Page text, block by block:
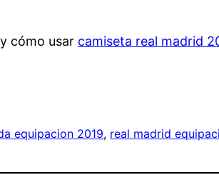
cómo usar camiseta real madrid
equipacion 2019, real madrid